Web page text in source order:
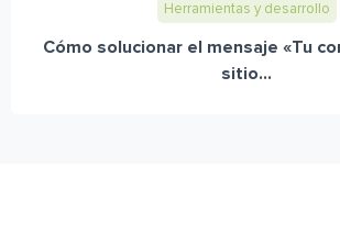
Herramientas y desarrollo
Cómo solucionar el mensaje «Tu
sitio...